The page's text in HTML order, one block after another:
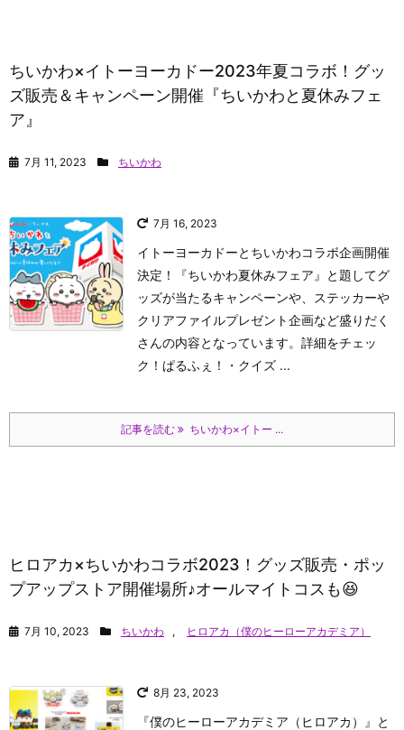
ちいかわ×イトーヨーカドー2023年夏コラボ！グッ
ズ販売＆キャンペーン開催『ちいかわと夏休みフェ
ア』
7月 11, 2023 ちいかわ
7月 16, 2023
イトーヨーカドーとちいかわコラボ企画開催
決定！『ちいかわ夏休みフェア』と題してグ
ッズが当たるキャンペーンや、ステッカーや
クリアファイルプレゼント企画など盛りだく
さんの内容となっています。詳細をチェッ
ク！ぱるふぇ！ ・クイズ ...
記事を読む ちいかわ×イトー ...
ヒロアカ×ちいかわコラボ2023！グッズ販売・ポッ
プアップストア開催場所♪オールマイトコスも😆
7月 10, 2023 ちいかわ , ヒロアカ（僕のヒーローアカデミア）
8月 23, 2023
『僕のヒーローアカデミア（ヒロアカ）』と